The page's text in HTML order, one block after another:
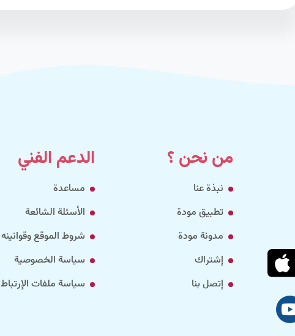
من نحن ؟
نبذة عنا
تطبيق مودة
مدونة مودة
إشتراك
إتصل بنا
الدعم الفني
مساعدة
الأسئلة الشائعة
شروط الموقع وقوانينه
سياسة الخصوصية
سياسة ملفات الإرتباط